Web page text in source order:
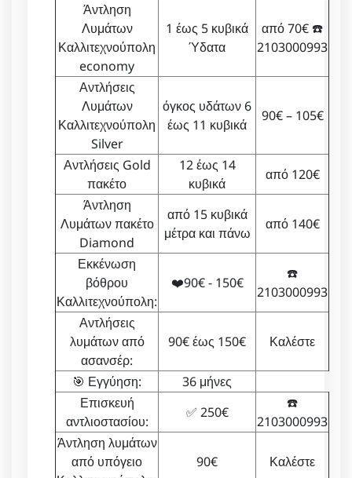
Άντληση
Λυμάτων
Καλλιτεχνούπολη
economy
1 έως 5 κυβικά
Ύδατα
από 70€ ☎️
2103000993
Αντλήσεις
Λυμάτων
Καλλιτεχνούπολη
Silver
όγκος υδάτων 6
έως 11 κυβικά
90€ – 105€
Αντλήσεις Gold
πακέτο
12 έως 14
κυβικά
από 120€
Άντληση
Λυμάτων πακέτο
Diamond
από 15 κυβικά
μέτρα και πάνω
από 140€
Εκκένωση
βόθρου
Καλλιτεχνούπολη:
❤️90€ - 150€
☎️
2103000993
Αντλήσεις
λυμάτων από
ασανσέρ:
90€ έως 150€ Καλέστε
🎯 Εγγύηση:
36 μήνες
Επισκευή
αντλιοστασίου:
✅ 250€
☎️
2103000993
Άντληση λυμάτων
από υπόγειο
90€ Καλέστε